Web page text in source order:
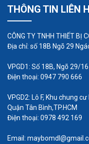
THÔNG TIN LIÊN
CÔNG TY TNHH THIẾT BỊ
Địa chỉ: số 18B Ngõ 29
VPGD1: Số 18B, Ngõ 29/
Điện thoại: 0947 790 666
VPGD2: Lô F, Khu chung
Quận Tân Bình,TP.HCM
Điện thoại: 0978 492 169
Email: